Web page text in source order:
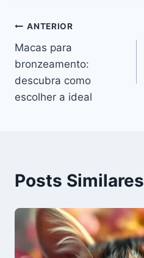
Navegação
de
Post
ANTERIOR
Macas para
bronzeamento:
descubra como
escolher a ideal
Posts Similares